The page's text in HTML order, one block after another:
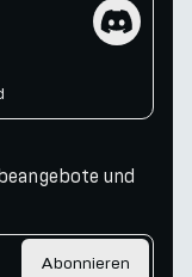
und
Abonnieren